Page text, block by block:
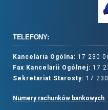
TELEFONY:
Kancelaria Ogólna: 17 230
Fax Kancelarii Ogólnej: 17
Sekretariat Starosty: 17
Numery rachunków bankowych